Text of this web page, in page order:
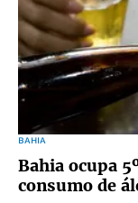
BAHIA
Bahia ocupa
consumo de